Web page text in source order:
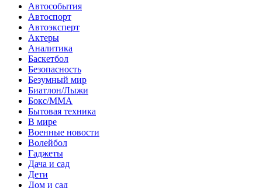
Автособытия
Автоспорт
Автоэксперт
Актеры
Аналитика
Баскетбол
Безопасность
Безумный мир
Биатлон/Лыжи
Бокс/MMA
Бытовая техника
В мире
Военные новости
Волейбол
Гаджеты
Дача и сад
Дети
Дом и сад